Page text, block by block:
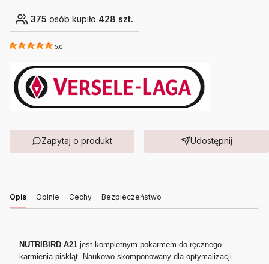
375 osób kupiło 428 szt.
5.0
Zapytaj o produkt Udostępnij
Opis Opinie Cechy Bezpieczeństwo
NUTRIBIRD A21 jest kompletnym pokarmem do ręcznego
karmienia piskląt. Naukowo skomponowany dla optymalizacji